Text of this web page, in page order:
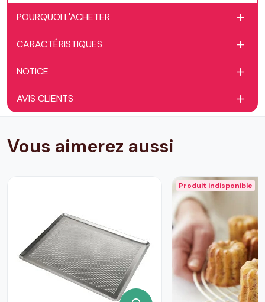
POURQUOI L'ACHETER
CARACTÉRISTIQUES
NOTICE
AVIS CLIENTS
Vous aimerez aussi
Produit indisponible